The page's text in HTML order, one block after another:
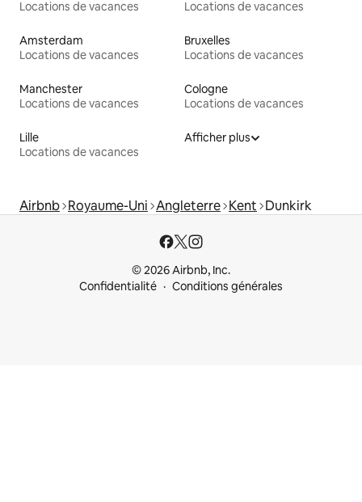
Locations de vacances Locations de vacances
Amsterdam
Locations de vacances
Bruxelles
Locations de vacances
Manchester
Locations de vacances
Cologne
Locations de vacances
Lille
Locations de vacances
Afficher plus
Airbnb Royaume-Uni Angleterre Kent Dunkirk
© 2026 Airbnb, Inc.
Confidentialité
Conditions générales